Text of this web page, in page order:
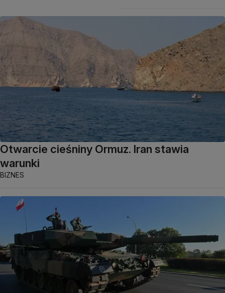
Otwarcie cieśniny Ormuz. Iran stawia
warunki
BIZNES